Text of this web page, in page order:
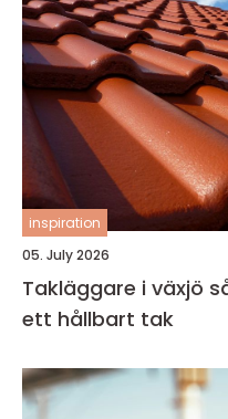
inspiration
05. July 2026
Takläggare i växjö så väljer du rätt och får
ett hållbart tak